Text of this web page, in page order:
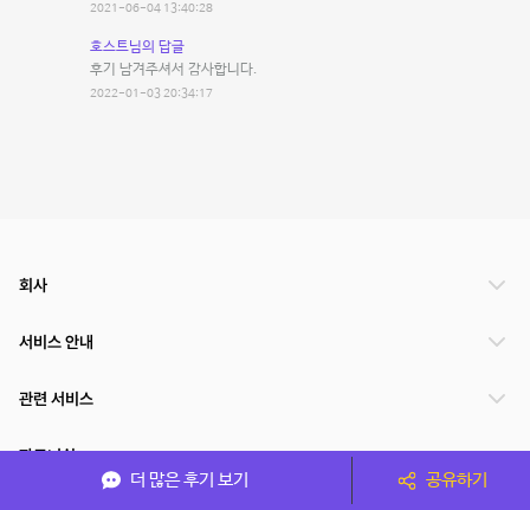
2021-06-04 13:40:28
호스트님의 답글
후기 남겨주셔서 감사합니다.
2022-01-03 20:34:17
더 많은 후기 보기 공유하기
회사
서비스 안내
관련 서비스
파트너쉽